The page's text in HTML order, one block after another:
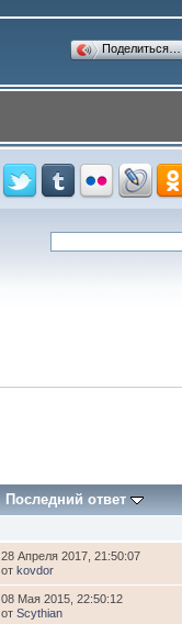
Поделиться…
Последний ответ
28 Апреля 2017, 21:50:07
отkovdor
08 Мая 2015, 22:50:12
отScythian